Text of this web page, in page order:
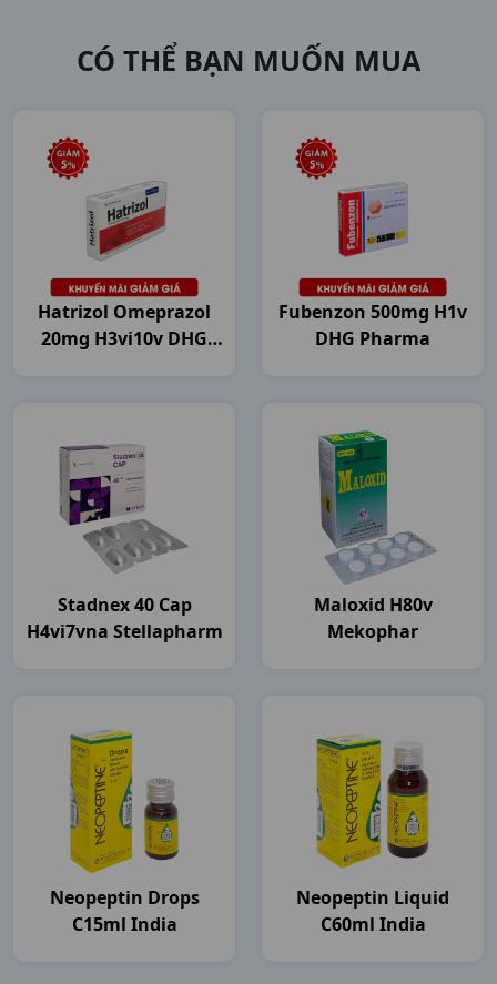
CÓ THỂ BẠN MUỐN MUA
Hatrizol Omeprazol
20mg H3vi10v DHG
Fubenzon 500mg H1v
DHG Pharma
Stadnex 40 Cap
H4vi7vna Stellapharm
Maloxid H80v
Mekophar
Neopeptin Drops
C15ml India
Neopeptin Liquid
C60ml India